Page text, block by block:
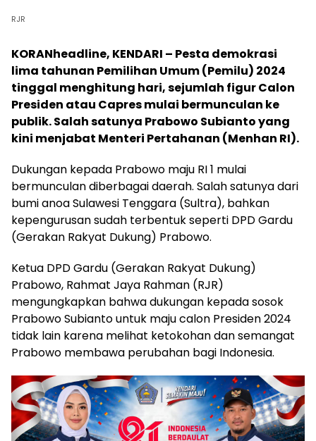
RJR
KORANheadline, KENDARI – Pesta demokrasi
lima tahunan Pemilihan Umum (Pemilu) 2024
tinggal menghitung hari, sejumlah figur Calon
Presiden atau Capres mulai bermunculan ke
publik. Salah satunya Prabowo Subianto yang
kini menjabat Menteri Pertahanan (Menhan RI).
Dukungan kepada Prabowo maju RI 1 mulai
bermunculan diberbagai daerah. Salah satunya dari
bumi anoa Sulawesi Tenggara (Sultra), bahkan
kepengurusan sudah terbentuk seperti DPD Gardu
(Gerakan Rakyat Dukung) Prabowo.
Ketua DPD Gardu (Gerakan Rakyat Dukung)
Prabowo, Rahmat Jaya Rahman (RJR)
mengungkapkan bahwa dukungan kepada sosok
Prabowo Subianto untuk maju calon Presiden 2024
tidak lain karena melihat ketokohan dan semangat
Prabowo membawa perubahan bagi Indonesia.